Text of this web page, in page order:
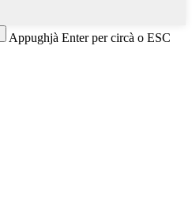
Appughjà Enter per circà o ESC